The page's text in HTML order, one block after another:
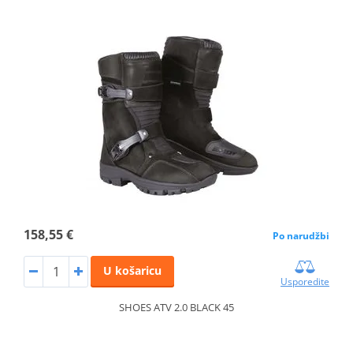
158,55 € Po narudžbi
U košaricu
Usporedite
SHOES ATV 2.0 BLACK 45